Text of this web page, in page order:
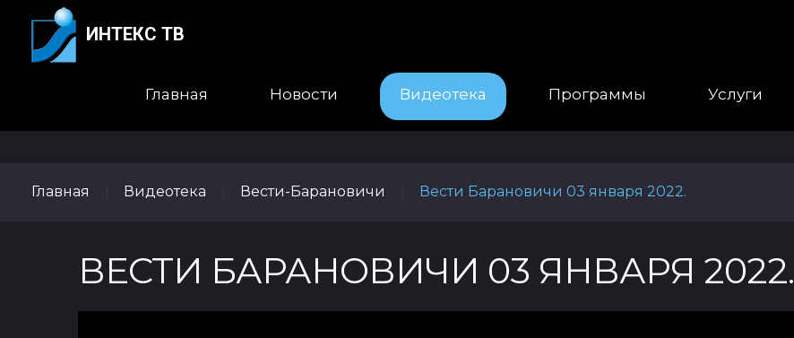
ИНТЕКС ТВ
Главная Новости Видеотека Программы Услуги
Главная Видеотека Вести-Барановичи Вести Барановичи 03 января 2022.
ВЕСТИ БАРАНОВИЧИ 03 ЯНВАРЯ 2022.